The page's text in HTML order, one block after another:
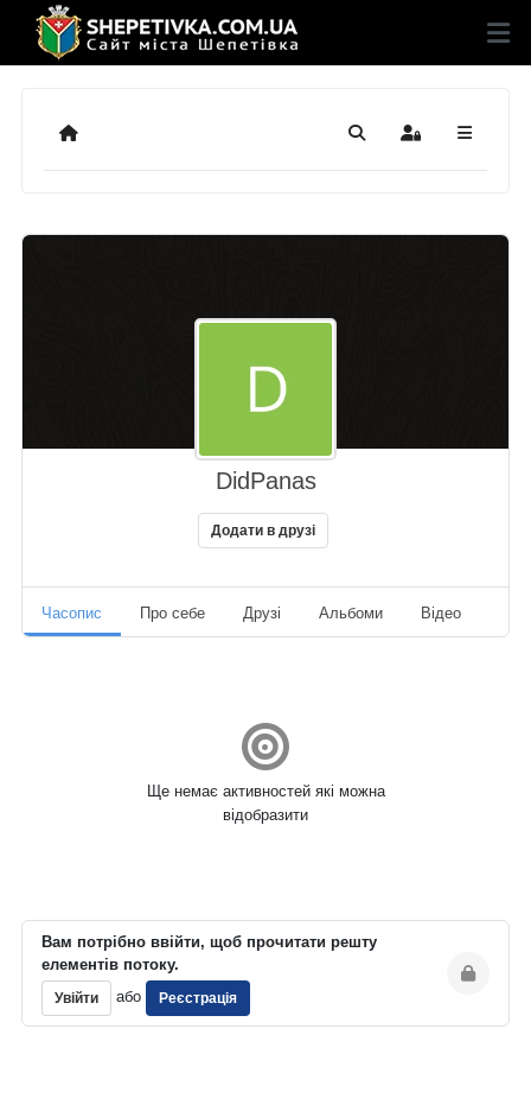
Додому ПошукSign In
DidPanas
Додати в друзі
Часопис Про себе Друзі Альбоми Відео
Ще немає активностей які можна
відобразити
Вам потрібно ввійти, щоб прочитати решту
елементів потоку.
Увійти або Реєстрація